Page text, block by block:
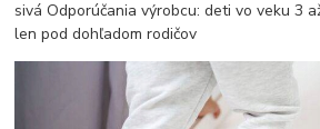
sivá Odporúčania výrobcu: deti vo veku 3
len pod dohľadom rodičov